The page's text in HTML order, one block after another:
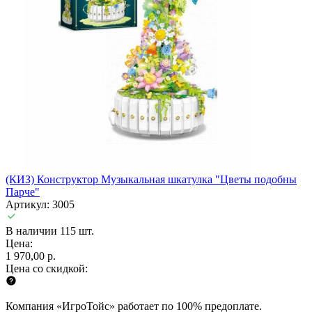
(КИЗ) Конструктор Музыкальная шкатулка "Цветы подобны
Парче"
Артикул: 3005
В наличии 115 шт.
Цена:
1 970,00 р.
Цена со скидкой:
Компания «ИгроТойс» работает по 100% предоплате.